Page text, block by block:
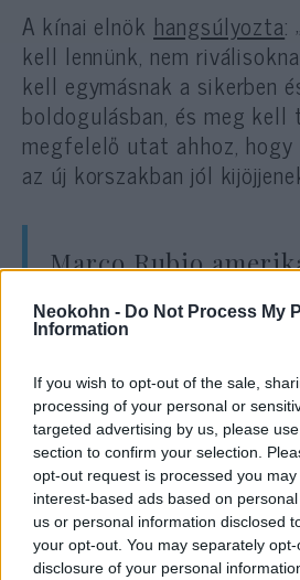
Neokohn - Do Not Process My
Information
If you wish to opt-out of the sale,
processing of your personal or
targeted advertising by us, please
section to confirm your selection.
opt-out request is processed you
interest-based ads based on
us or personal information disclosed
your opt-out. You may separately
disclosure of your personal
A kínai elnök hangsúlyozta:
kell lennünk, nem
kell egymásnak a sikerben
boldogulásban, és meg kell
megfelelő utat ahhoz, hogy
az új korszakban jól
Marco Rubio
szempontból Kínát
Ugyanakkor ez „a
amelyet ápolnunk kell” –
News csatornának az Air
kormányzati repülőgépen,